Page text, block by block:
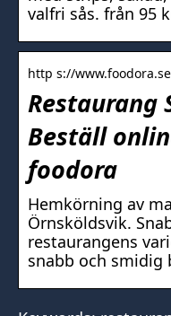
valfri sås. från 95
http s://
Restaurang
Beställ
foodora
Hemkörning av
Örnsköldsvik.
restaurangens
snabb och smidig